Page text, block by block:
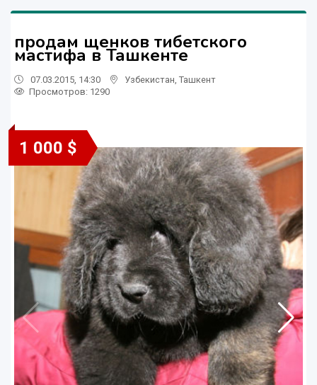
продам щенков тибетского
мастифа в Ташкенте
07.03.2015, 14:30 Узбекистан Ташкент
Просмотров: 1290
1 000 $